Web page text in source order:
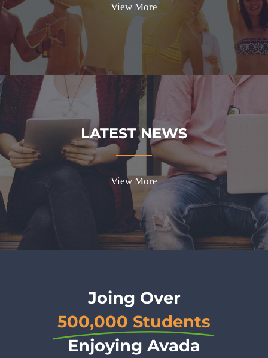
View More
LATEST NEWS
View More
Joing Over
500,000 Students
Enjoying Avada